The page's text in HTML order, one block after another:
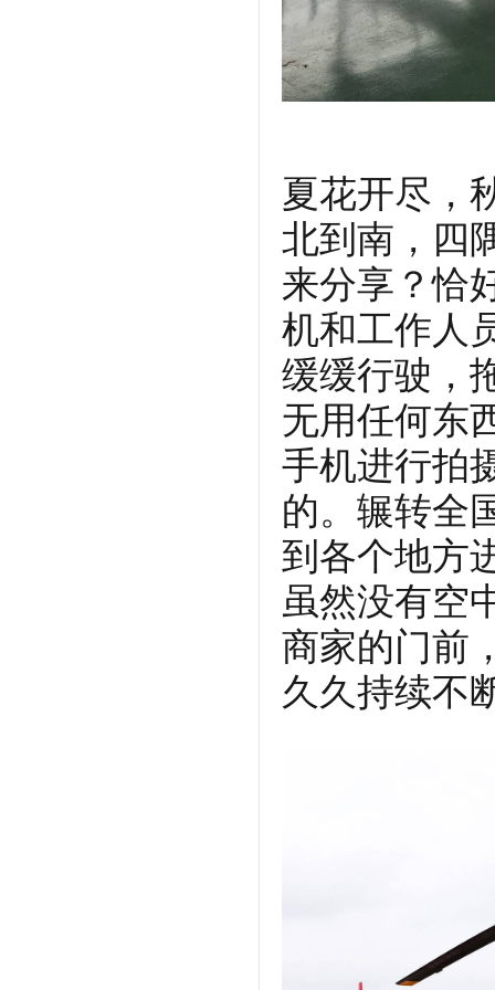
夏花开尽，
北到南，四
来分享？恰
机和工作人
缓缓行驶，
无用任何东
手机进行拍
的。辗转全
到各个地方
虽然没有空
商家的门前
久久持续不